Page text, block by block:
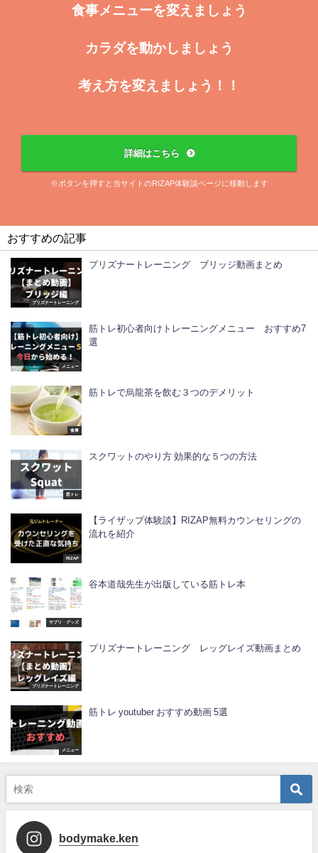
食事メニューを変えましょう
カラダを動かしましょう
考え方を変えましょう！！
詳細はこちら
※ボタンを押すと当サイトのRIZAP体験談ページに移動します
おすすめの記事
プリズナートレーニング
プリズナートレーニング ブリッジ動画まとめ
メニュー
筋トレ初心者向けトレーニングメニュー おすすめ7
選
食事
筋トレで烏龍茶を飲む３つのデメリット
筋トレ
スクワットのやり方 効果的な５つの方法
RIZAP
【ライザップ体験談】RIZAP無料カウンセリングの
流れを紹介
サプリ・グッズ
谷本道哉先生が出版している筋トレ本
プリズナートレーニング
プリズナートレーニング レッグレイズ動画まとめ
メニュー
筋トレ youtuber おすすめ動画 5選
bodymake.ken